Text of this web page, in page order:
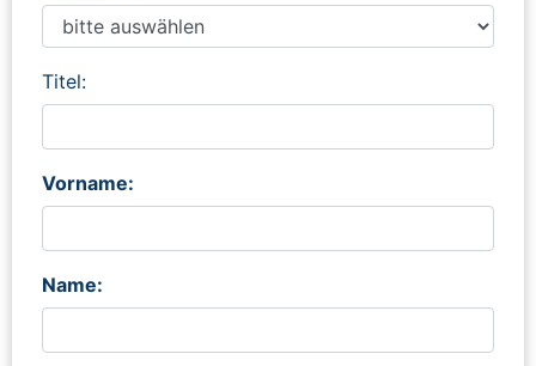
Titel:
Vorname:
Name: